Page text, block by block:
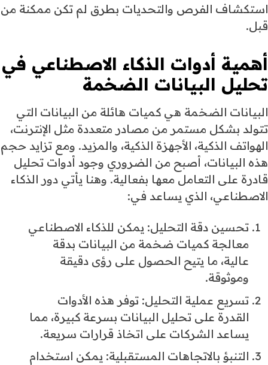
استكشاف الفرص والتحديات بطرق لم تكن ممكنة من
قبل.
أهمية أدوات الذكاء الاصطناعي في
تحليل البيانات الضخمة
البيانات الضخمة هي كميات هائلة من البيانات التي
تتولد بشكل مستمر من مصادر متعددة مثل الإنترنت،
الهواتف الذكية، الأجهزة الذكية، والمزيد. ومع تزايد حجم
هذه البيانات، أصبح من الضروري وجود أدوات تحليل
قادرة على التعامل معها بفعالية. وهنا يأتي دور الذكاء
الاصطناعي، الذي يساعد في:
تحسين دقة التحليل: يمكن للذكاء الاصطناعي
معالجة كميات ضخمة من البيانات بدقة
عالية، ما يتيح الحصول على رؤى دقيقة
وموثوقة.
تسريع عملية التحليل: توفر هذه الأدوات
القدرة على تحليل البيانات بسرعة كبيرة، مما
يساعد الشركات على اتخاذ قرارات سريعة.
التنبؤ بالاتجاهات المستقبلية: يمكن استخدام